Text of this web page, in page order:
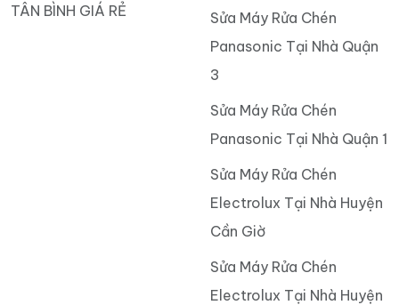
TÂN BÌNH GIÁ RẺ
Sửa Máy Rửa Chén
Panasonic Tại Nhà Quận
3
Sửa Máy Rửa Chén
Panasonic Tại Nhà Quận 1
Sửa Máy Rửa Chén
Electrolux Tại Nhà Huyện
Cần Giờ
Sửa Máy Rửa Chén
Electrolux Tại Nhà Huyện